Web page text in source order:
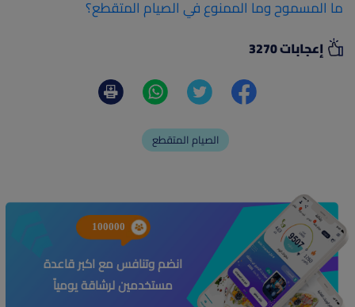
ما المسموح وما الممنوع في الصيام المتقطع؟
إعجابات 3270
الصيام المتقطع
100000
انضم وتنافس مع اكبر قاعدة
مستخدمين لرشاقة يومياً